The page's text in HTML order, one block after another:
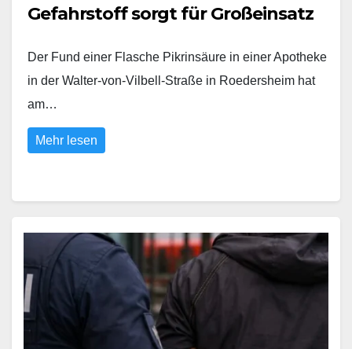
Gefahrstoff sorgt für Großeinsatz
Der Fund einer Flasche Pikrinsäure in einer Apotheke
in der Walter-von-Vilbell-Straße in Roedersheim hat
am…
Mehr lesen